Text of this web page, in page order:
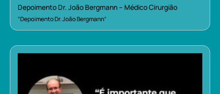
Depoimento Dr. João Bergmann – Médico Cirurgião
“Depoimento Dr. João Bergmann”